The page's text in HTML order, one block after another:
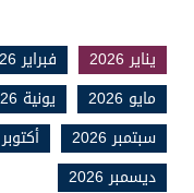
يناير 2026 فبراير 2026
مايو 2026
يونية 2026
سبتمبر 2026
أكتوبر 2026
ديسمبر 2026